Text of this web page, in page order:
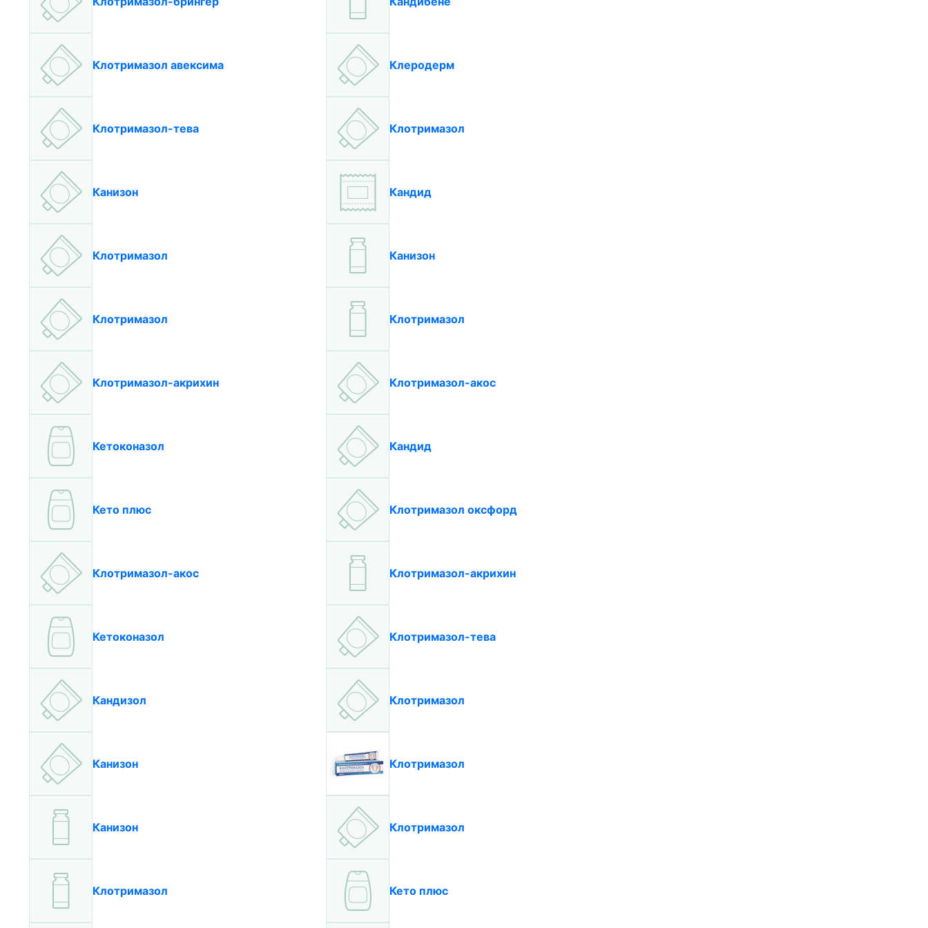
Клотримазол авексима Клеродерм
Клотримазол-тева Клотримазол
Канизон Кандид
Клотримазол Канизон
Клотримазол Клотримазол
Клотримазол-акрихин Клотримазол-акос
Кетоконазол Кандид
Кето плюс Клотримазол оксфорд
Клотримазол-акос Клотримазол-акрихин
Кетоконазол Клотримазол-тева
Кандизол Клотримазол
Канизон Клотримазол
Канизон Клотримазол
Клотримазол Кето плюс